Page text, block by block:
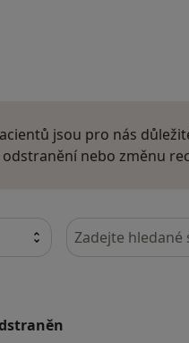
jsou pro nás
nebo změnu
Hledejte v